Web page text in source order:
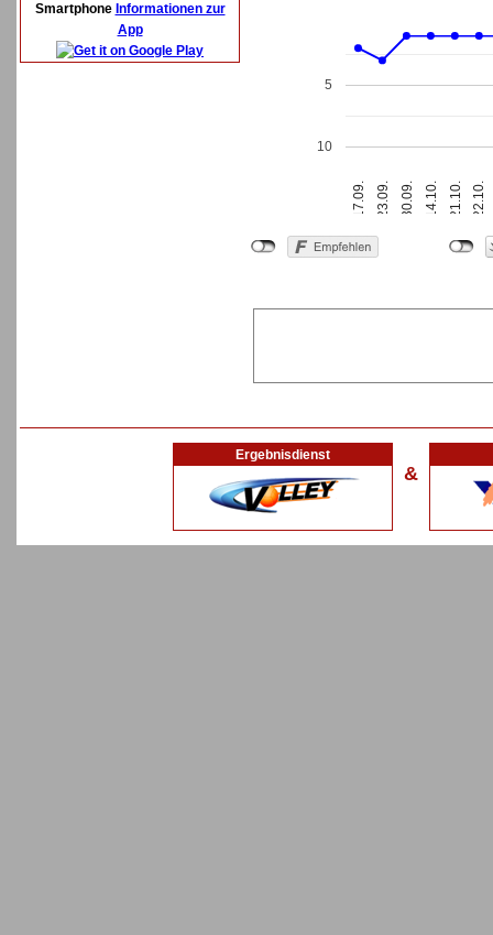
Smartphone Informationen zur
App
17.09. 23.09. 30.09. 14.10. 21.10. 22.10.
5
10
Ergebnisdienst
&